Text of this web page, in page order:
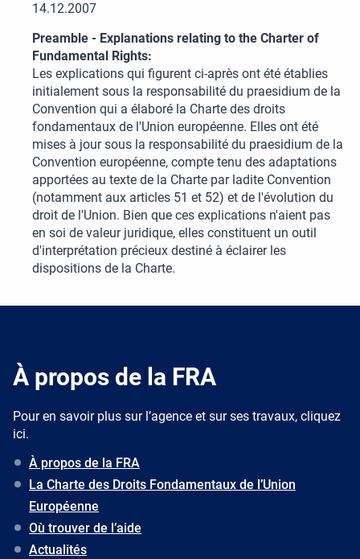
14.12.2007
Preamble - Explanations relating to the Charter of
Fundamental Rights:
Les explications qui figurent ci-après ont été établies
initialement sous la responsabilité du praesidium de la
Convention qui a élaboré la Charte des droits
fondamentaux de l'Union européenne. Elles ont été
mises à jour sous la responsabilité du praesidium de la
Convention européenne, compte tenu des adaptations
apportées au texte de la Charte par ladite Convention
(notamment aux articles 51 et 52) et de l'évolution du
droit de l'Union. Bien que ces explications n'aient pas
en soi de valeur juridique, elles constituent un outil
d'interprétation précieux destiné à éclairer les
dispositions de la Charte.
À propos de la FRA
Pour en savoir plus sur l’agence et sur ses travaux, cliquez
ici.
À propos de la FRA
La Charte des Droits Fondamentaux de l’Union
Européenne
Où trouver de l’aide
Actualités